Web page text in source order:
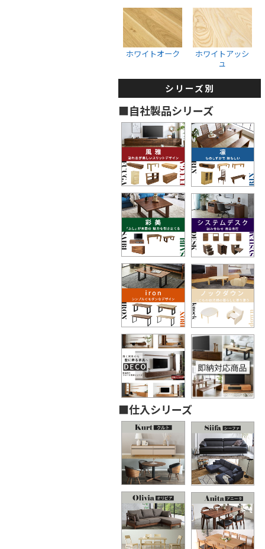
幅200cm以上
ウォールナット
ブラックチェリー
ホワイトアッシュ
タンス・着物箪笥
収納ボックス
ブラックチェリー
ホワイトオーク
ホワイトオーク
ホワイトアッシ
ュ
シリーズ別
■自社製品シリーズ
■仕入シリーズ